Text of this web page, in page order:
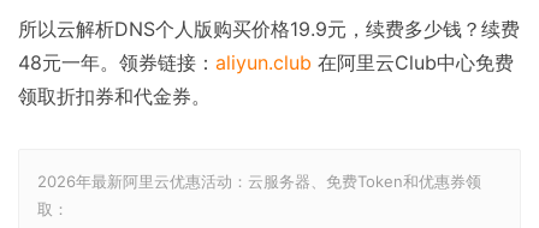
所以云解析DNS个人版购买价格19.9元，续费多少钱？续费
48元一年。领券链接： aliyun.club 在阿里云Club中心免费
领取折扣券和代金券。
2026年最新阿里云优惠活动：云服务器、免费Token和优惠券领
取：